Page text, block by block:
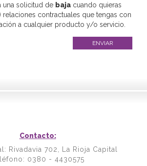
una solicitud de bajacuando quieras
relaciones contractuales que tengas con
a cualquier producto y/o servicio.
ENVIAR
Contacto:
Rivadavia 702, La Rioja Capital
0380 - 4430575